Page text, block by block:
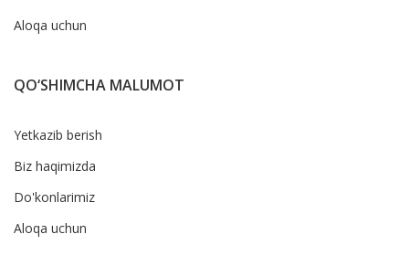
Aloqa uchun
QO‘SHIMCHA MALUMOT
Yetkazib berish
Biz haqimizda
Do'konlarimiz
Aloqa uchun